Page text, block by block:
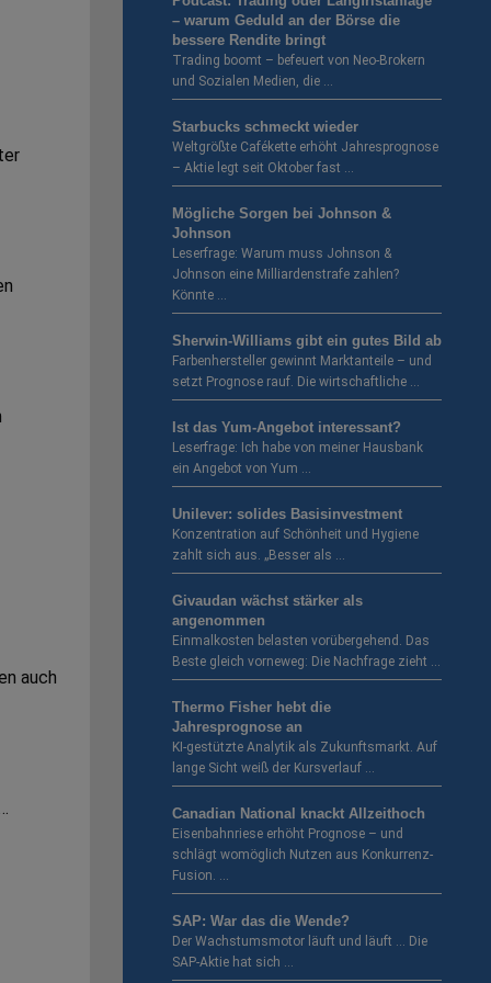
auch
– warum Geduld an der Börse die
bessere Rendite bringt
Trading boomt – befeuert von Neo-Brokern
und Sozialen Medien, die …
Starbucks schmeckt wieder
Weltgrößte Cafékette erhöht Jahresprognose
– Aktie legt seit Oktober fast …
Mögliche Sorgen bei Johnson &
Johnson
Leserfrage: Warum muss Johnson &
Johnson eine Milliardenstrafe zahlen?
Könnte …
Sherwin-Williams gibt ein gutes Bild ab
Farbenhersteller gewinnt Marktanteile – und
setzt Prognose rauf. Die wirtschaftliche …
Ist das Yum-Angebot interessant?
Leserfrage: Ich habe von meiner Hausbank
ein Angebot von Yum …
Unilever: solides Basisinvestment
Konzentration auf Schönheit und Hygiene
zahlt sich aus. „Besser als …
Givaudan wächst stärker als
angenommen
Einmalkosten belasten vorübergehend. Das
Beste gleich vorneweg: Die Nachfrage zieht …
Thermo Fisher hebt die
Jahresprognose an
KI-gestützte Analytik als Zukunftsmarkt. Auf
lange Sicht weiß der Kursverlauf …
Canadian National knackt Allzeithoch
Eisenbahnriese erhöht Prognose – und
schlägt womöglich Nutzen aus Konkurrenz-
Fusion. …
SAP: War das die Wende?
Der Wachstumsmotor läuft und läuft … Die
SAP-Aktie hat sich …